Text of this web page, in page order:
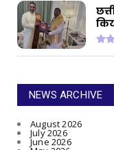
NEWS ARCHIVE
August 2026
July 2026
June 2026